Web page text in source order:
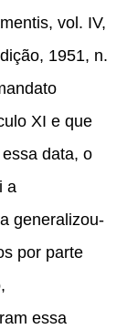
vol. IV,
1951, n.
XI e que
data, o
a
generalizou-
por parte
essa